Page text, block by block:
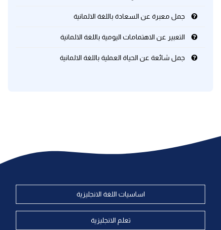
جمل معبرة عن السعادة باللغة الالمانية
التعبير عن الاهتمامات اليومية باللغة الالمانية
جمل شائعة عن الحياة العملية باللغة الالمانية
اساسيات اللغة الانجليزية
تعلم الانجليزية